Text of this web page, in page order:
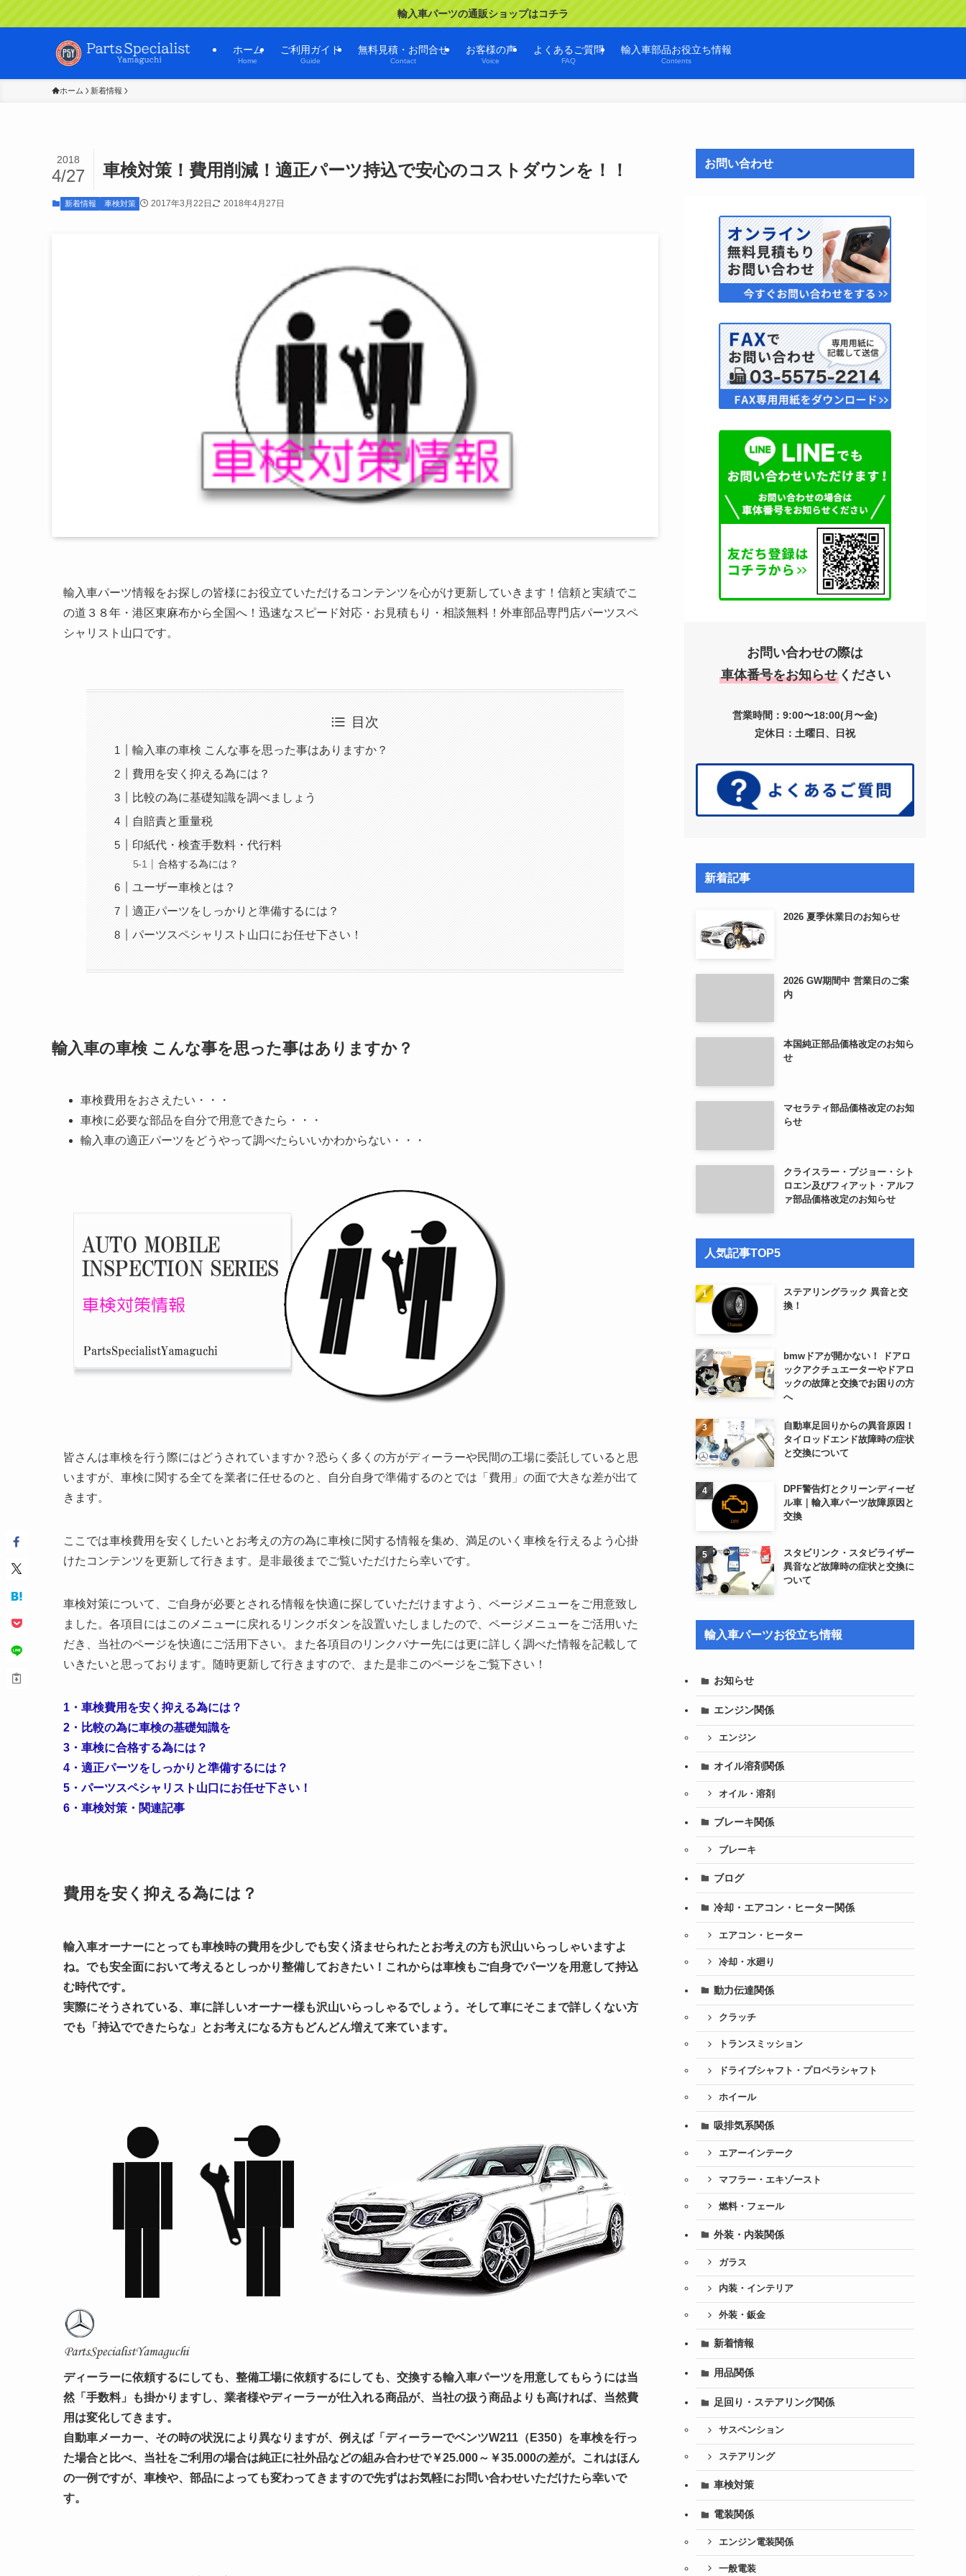
輸入車パーツの通販ショップはコチラ
ホーム
Home
ご利用ガイド
Guide
無料見積・お問合せ
Contact
お客様の声
Voice
よくあるご質問
FAQ
輸入車部品お役立ち情報
Contents
ホーム 新着情報
車検対策！費用削減！適正パーツ持込で安心のコストダウンを！！
2018
4/27
新着情報 車検対策 2017年3月22日 2018年4月27日
輸入車パーツ情報をお探しの皆様にお役立ていただけるコンテンツを心がけ更新していきます！信頼と実績でこ
の道３８年・港区東麻布から全国へ！迅速なスピード対応・お見積もり・相談無料！外車部品専門店パーツスペ
シャリスト山口です。
目次
輸入車の車検 こんな事を思った事はありますか？
費用を安く抑える為には？
比較の為に基礎知識を調べましょう
自賠責と重量税
印紙代・検査手数料・代行料
合格する為には？
ユーザー車検とは？
適正パーツをしっかりと準備するには？
パーツスペシャリスト山口にお任せ下さい！
輸入車の車検 こんな事を思った事はありますか？
車検費用をおさえたい・・・
車検に必要な部品を自分で用意できたら・・・
輸入車の適正パーツをどうやって調べたらいいかわからない・・・
皆さんは車検を行う際にはどうされていますか？恐らく多くの方がディーラーや民間の工場に委託していると思
いますが、車検に関する全てを業者に任せるのと、自分自身で準備するのとでは「費用」の面で大きな差が出て
きます。
ここでは車検費用を安くしたいとお考えの方の為に車検に関する情報を集め、満足のいく車検を行えるよう心掛
けたコンテンツを更新して行きます。是非最後までご覧いただけたら幸いです。
車検対策について、ご自身が必要とされる情報を快適に探していただけますよう、ページメニューをご用意致し
ました。各項目にはこのメニューに戻れるリンクボタンを設置いたしましたので、ページメニューをご活用いた
だき、当社のページを快適にご活用下さい。また各項目のリンクバナー先には更に詳しく調べた情報を記載して
いきたいと思っております。随時更新して行きますので、また是非このページをご覧下さい！
1・車検費用を安く抑える為には？
2・比較の為に車検の基礎知識を
3・車検に合格する為には？
4・適正パーツをしっかりと準備するには？
5・パーツスペシャリスト山口にお任せ下さい！
6・車検対策・関連記事
費用を安く抑える為には？
輸入車オーナーにとっても車検時の費用を少しでも安く済ませられたとお考えの方も沢山いらっしゃいますよ
ね。でも安全面において考えるとしっかり整備しておきたい！これからは車検もご自身でパーツを用意して持込
む時代です。
実際にそうされている、車に詳しいオーナー様も沢山いらっしゃるでしょう。そして車にそこまで詳しくない方
でも「持込でできたらな」とお考えになる方もどんどん増えて来ています。
ディーラーに依頼するにしても、整備工場に依頼するにしても、交換する輸入車パーツを用意してもらうには当
然「手数料」も掛かりますし、業者様やディーラーが仕入れる商品が、当社の扱う商品よりも高ければ、当然費
用は変化してきます。
自動車メーカー、その時の状況により異なりますが、例えば「ディーラーでベンツW211（E350）を車検を行っ
た場合と比べ、当社をご利用の場合は純正に社外品などの組み合わせで￥25.000～￥35.000の差が。これはほん
の一例ですが、車検や、部品によっても変わってきますので先ずはお気軽にお問い合わせいただけたら幸いで
す。
お問い合わせ
お問い合わせの際は
車体番号をお知らせ ください
営業時間：9:00〜18:00(月〜金)
定休日：土曜日、日祝
新着記事
2026 夏季休業日のお知らせ
2026 GW期間中 営業日のご案
内
本国純正部品価格改定のお知ら
せ
マセラティ部品価格改定のお知
らせ
クライスラー・プジョー・シト
ロエン及びフィアット・アルフ
ァ部品価格改定のお知らせ
人気記事TOP5
ステアリングラック 異音と交
換！
bmwドアが開かない！ ドアロ
ックアクチュエーターやドアロ
ックの故障と交換でお困りの方
へ
自動車足回りからの異音原因！
タイロッドエンド故障時の症状
と交換について
DPF警告灯とクリーンディーゼ
ル車｜輸入車パーツ故障原因と
交換
スタビリンク・スタビライザー
異音など故障時の症状と交換に
ついて
輸入車パーツお役立ち情報
お知らせ
エンジン関係
エンジン
オイル溶剤関係
オイル・溶剤
ブレーキ関係
ブレーキ
ブログ
冷却・エアコン・ヒーター関係
エアコン・ヒーター
冷却・水廻り
動力伝達関係
クラッチ
トランスミッション
ドライブシャフト・プロペラシャフト
ホイール
吸排気系関係
エアーインテーク
マフラー・エキゾースト
燃料・フェール
外装・内装関係
ガラス
内装・インテリア
外装・鈑金
新着情報
用品関係
足回り・ステアリング関係
サスペンション
ステアリング
車検対策
電装関係
エンジン電装関係
一般電装